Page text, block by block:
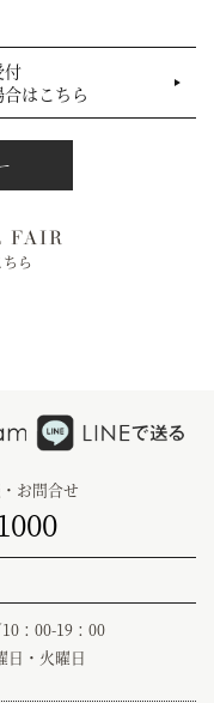
付
はこちら
FAIR
ら
お問合せ
：00-19：00
日・火曜日